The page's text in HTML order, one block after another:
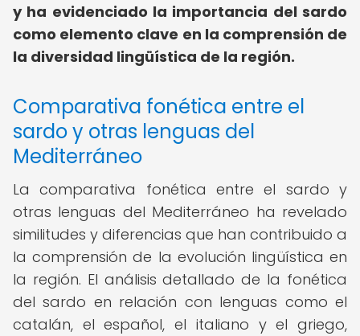
y ha evidenciado la importancia del sardo
como elemento clave en la comprensión de
la diversidad lingüística de la región.
Comparativa fonética entre el
sardo y otras lenguas del
Mediterráneo
La comparativa fonética entre el sardo y
otras lenguas del Mediterráneo ha revelado
similitudes y diferencias que han contribuido a
la comprensión de la evolución lingüística en
la región. El análisis detallado de la fonética
del sardo en relación con lenguas como el
catalán, el español, el italiano y el griego,